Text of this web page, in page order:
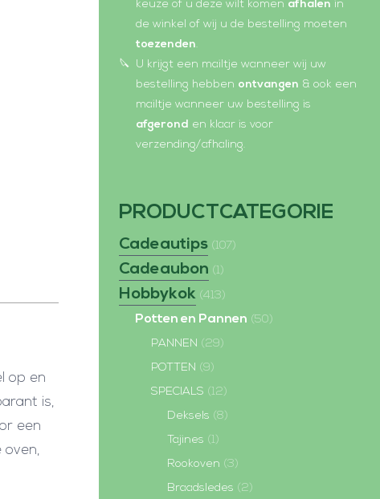
e
n
i
op en
is,
een
oven,
keuze of u deze wilt komen afhalen in
de winkel of wij u de bestelling moeten
toezenden.
U krijgt een mailtje wanneer wij uw
bestelling hebben ontvangen & ook een
mailtje wanneer uw bestelling is
afgerond en klaar is voor
verzending/afhaling.
PRODUCTCATEGORIE
Cadeautips (107)
Cadeaubon (1)
Hobbykok (413)
Potten en Pannen (50)
PANNEN (29)
POTTEN (9)
SPECIALS (12)
Deksels (8)
Tajines (1)
Rookoven (3)
Braadsledes (2)